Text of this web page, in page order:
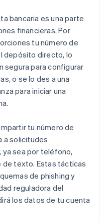
bancaria es una parte
financieras. Por
tu número de
depósito directo, lo
segura para configurar
o se lo des a una
para iniciar una
tu número de
a solicitudes
sea por teléfono,
texto. Estas tácticas
de phishing y
reguladora del
los datos de tu cuenta